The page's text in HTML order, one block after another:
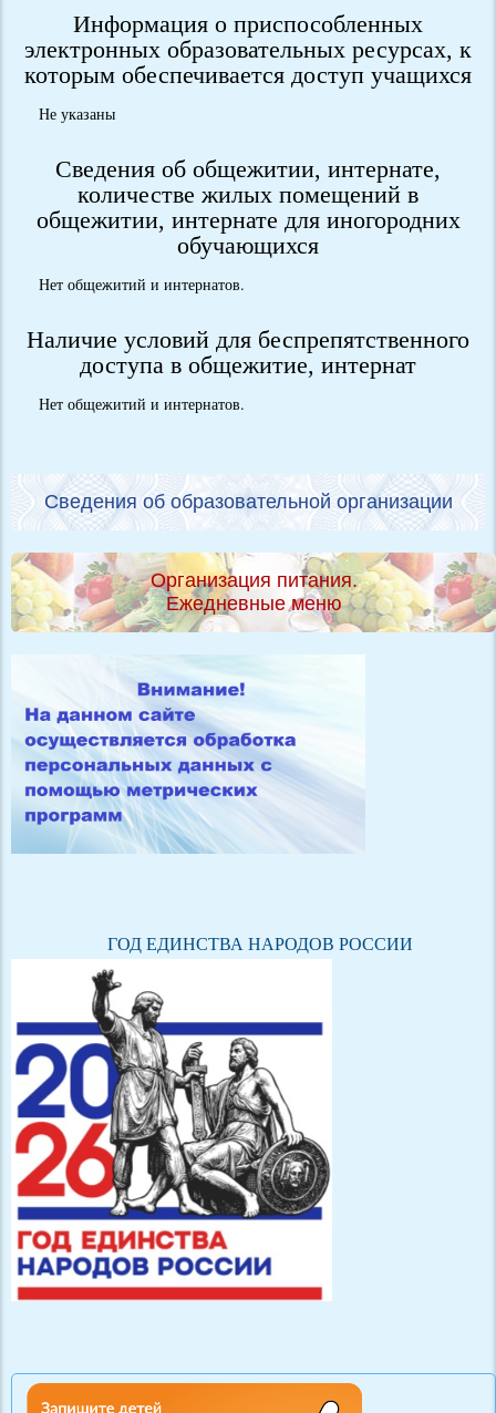
Информация о приспособленных
электронных образовательных ресурсах, к
которым обеспечивается доступ учащихся
Не указаны
Сведения об общежитии, интернате,
количестве жилых помещений в
общежитии, интернате для иногородних
обучающихся
Нет общежитий и интернатов.
Наличие условий для беспрепятственного
доступа в общежитие, интернат
Нет общежитий и интернатов.
Сведения об образовательной организации
Организация питания.
Ежедневные меню
ГОД ЕДИНСТВА НАРОДОВ РОССИИ